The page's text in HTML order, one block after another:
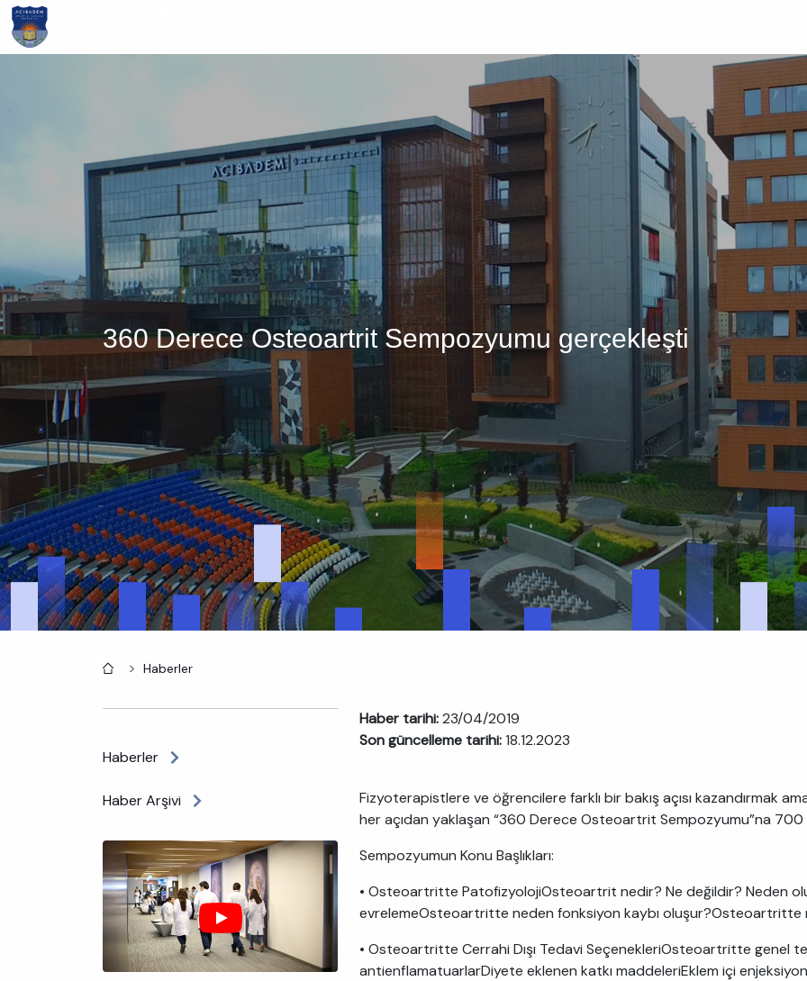
Ana
içeriğe
atla
360 Derece Osteoartrit Sempozyumu gerçekleşti
AnasayfaHaberler
Haberler
Haber Arşivi
Haber tarihi:23/04/2019
Son güncelleme tarihi:18.12.2023
Fizyoterapistlere ve öğrencilere farklı bir bakış açısı kazandırmak
her açıdan yaklaşan “360 Derece Osteoartrit Sempozyumu”na 700
Sempozyumun Konu Başlıkları:
• Osteoartritte PatofizyolojiOsteoartrit nedir? Ne değildir? Neden
evrelemeOsteoartritte neden fonksiyon kaybı oluşur?Osteoartritte
• Osteoartritte Cerrahi Dışı Tedavi SeçenekleriOsteoartritte genel
antienflamatuarlarDiyete eklenen katkı maddeleriEklem içi